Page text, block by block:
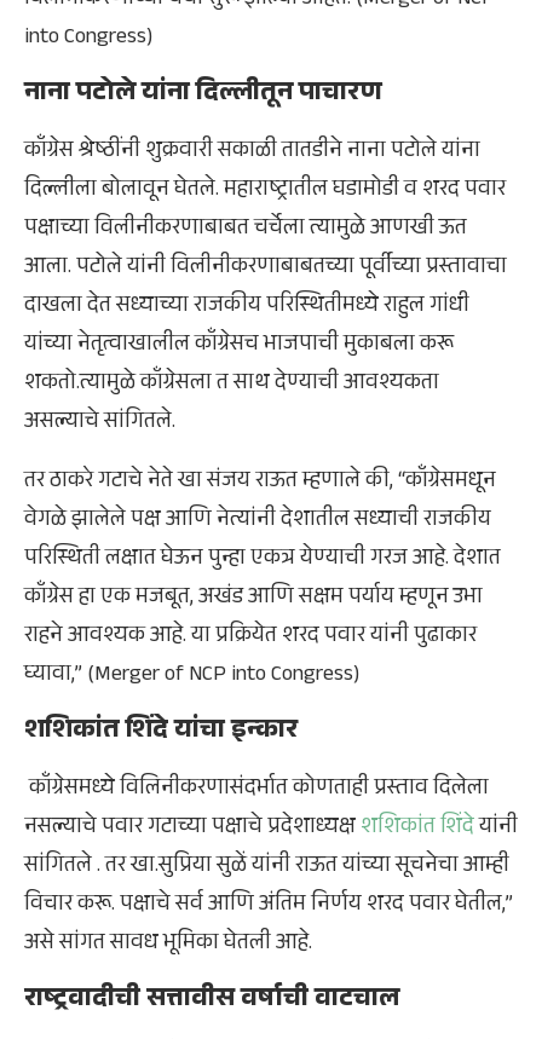
into Congress)
नाना पटोले यांना दिल्लीतून पाचारण
काँग्रेस श्रेष्ठींनी शुक्रवारी सकाळी तातडीने नाना पटोले यांना
दिल्लीला बोलावून घेतले. महाराष्ट्रातील घडामोडी व शरद पवार
पक्षाच्या विलीनीकरणाबाबत चर्चेला त्यामुळे आणखी ऊत
आला. पटोले यांनी विलीनीकरणाबाबतच्या पूर्वीच्या प्रस्तावाचा
दाखला देत सध्याच्या राजकीय परिस्थितीमध्ये राहुल गांधी
यांच्या नेतृत्वाखालील काँग्रेसच भाजपाची मुकाबला करू
शकतो.त्यामुळे काँग्रेसला त साथ देण्याची आवश्यकता
असल्याचे सांगितले.
तर ठाकरे गटाचे नेते खा संजय राऊत म्हणाले की, “काँग्रेसमधून
वेगळे झालेले पक्ष आणि नेत्यांनी देशातील सध्याची राजकीय
परिस्थिती लक्षात घेऊन पुन्हा एकत्र येण्याची गरज आहे. देशात
काँग्रेस हा एक मजबूत, अखंड आणि सक्षम पर्याय म्हणून उभा
राहने आवश्यक आहे. या प्रक्रियेत शरद पवार यांनी पुढाकार
घ्यावा,” (Merger of NCP into Congress)
शशिकांत शिंदे यांचा इन्कार
काँग्रेसमध्ये विलिनीकरणासंदर्भात कोणताही प्रस्ताव दिलेला
नसल्याचे पवार गटाच्या पक्षाचे प्रदेशाध्यक्षशशिकांत शिंदेयांनी
सांगितले . तर खा.सुप्रिया सुळें यांनी राऊत यांच्या सूचनेचा आम्ही
विचार करू. पक्षाचे सर्व आणि अंतिम निर्णय शरद पवार घेतील,”
असे सांगत सावध भूमिका घेतली आहे.
राष्ट्रवादीची सत्तावीस वर्षाची वाटचाल